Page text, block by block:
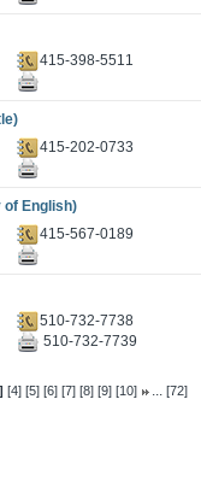
415-398-5511
415-202-0733
of English)
415-567-0189
510-732-7738
510-732-7739
[4] [5] [6] [7] [8] [9] [10] ...[72]